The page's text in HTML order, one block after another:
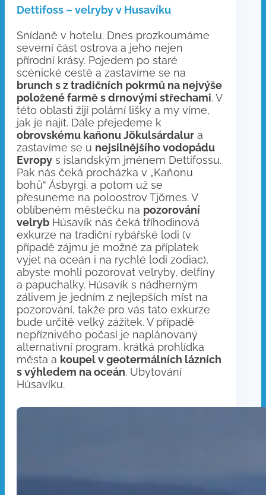
Dettifoss – velryby v Husavíku
Snídaně v hotelu. Dnes prozkoumáme
severní část ostrova a jeho nejen
přírodní krásy. Pojedem po staré
scénické cestě a zastavíme se na
brunch s z tradičních pokrmů na nejvýše
položené farmě s drnovými střechami. V
této oblasti žijí polární lišky a my víme,
jak je najít. Dále přejedeme k
obrovskému kaňonu Jökulsárdalur a
zastavíme se u nejsilnějšího vodopádu
Evropy s islandským jménem Dettifossu.
Pak nás čeká procházka v „Kaňonu
bohů“ Ásbyrgi. a potom už se
přesuneme na poloostrov Tjörnes. V
oblíbeném městečku na pozorování
velryb Húsavík nás čeká tříhodinová
exkurze na tradiční rybářské lodi (v
případě zájmu je možné za příplatek
vyjet na oceán i na rychlé lodi zodiac),
abyste mohli pozorovat velryby, delfíny
a papuchalky. Húsavík s nádherným
zálivem je jedním z nejlepších míst na
pozorování, takže pro vás tato exkurze
bude určitě velký zážitek. V případě
nepříznivého počasí je naplánovaný
alternativní program, krátká prohlídka
města a koupel v geotermálních lázních
s výhledem na oceán. Ubytování
Húsavíku.